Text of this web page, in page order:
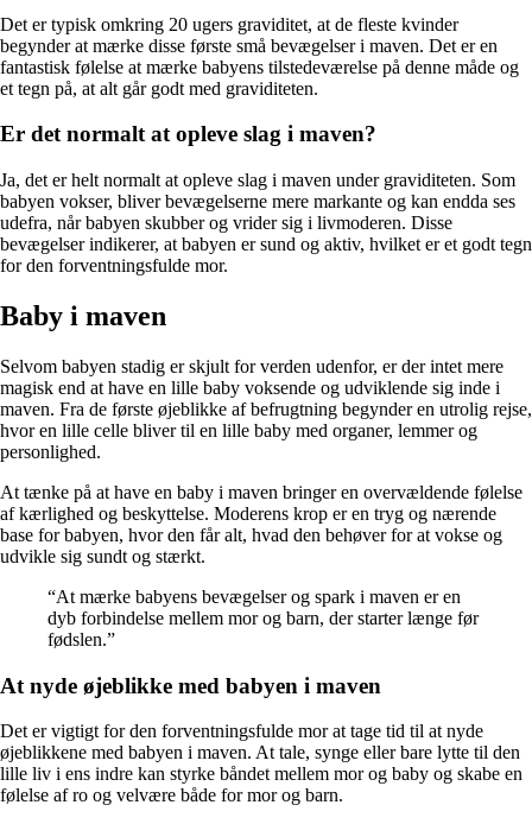
Det er typisk omkring 20 ugers graviditet, at de fleste kvinder
begynder at mærke disse første små bevægelser i maven. Det er en
fantastisk følelse at mærke babyens tilstedeværelse på denne måde og
et tegn på, at alt går godt med graviditeten.
Er det normalt at opleve slag i maven?
Ja, det er helt normalt at opleve slag i maven under graviditeten. Som
babyen vokser, bliver bevægelserne mere markante og kan endda ses
udefra, når babyen skubber og vrider sig i livmoderen. Disse
bevægelser indikerer, at babyen er sund og aktiv, hvilket er et godt tegn
for den forventningsfulde mor.
Baby i maven
Selvom babyen stadig er skjult for verden udenfor, er der intet mere
magisk end at have en lille baby voksende og udviklende sig inde i
maven. Fra de første øjeblikke af befrugtning begynder en utrolig rejse,
hvor en lille celle bliver til en lille baby med organer, lemmer og
personlighed.
At tænke på at have en baby i maven bringer en overvældende følelse
af kærlighed og beskyttelse. Moderens krop er en tryg og nærende
base for babyen, hvor den får alt, hvad den behøver for at vokse og
udvikle sig sundt og stærkt.
“At mærke babyens bevægelser og spark i maven er en
dyb forbindelse mellem mor og barn, der starter længe før
fødslen.”
At nyde øjeblikke med babyen i maven
Det er vigtigt for den forventningsfulde mor at tage tid til at nyde
øjeblikkene med babyen i maven. At tale, synge eller bare lytte til den
lille liv i ens indre kan styrke båndet mellem mor og baby og skabe en
følelse af ro og velvære både for mor og barn.